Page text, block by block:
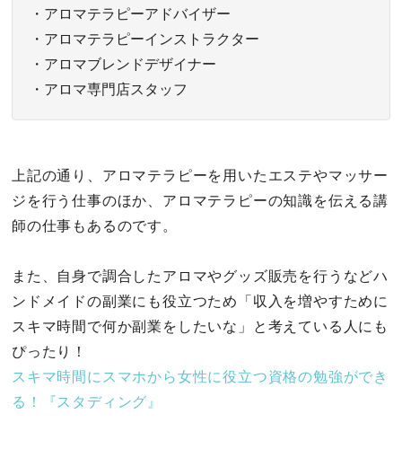
・アロマテラピーアドバイザー
・アロマテラピーインストラクター
・アロマブレンドデザイナー
・アロマ専門店スタッフ
上記の通り、アロマテラピーを用いたエステやマッサー
ジを行う仕事のほか、アロマテラピーの知識を伝える講
師の仕事もあるのです。
また、自身で調合したアロマやグッズ販売を行うなどハ
ンドメイドの副業にも役立つため「収入を増やすために
スキマ時間で何か副業をしたいな」と考えている人にも
ぴったり！
スキマ時間にスマホから女性に役立つ資格の勉強ができ
る！『スタディング』